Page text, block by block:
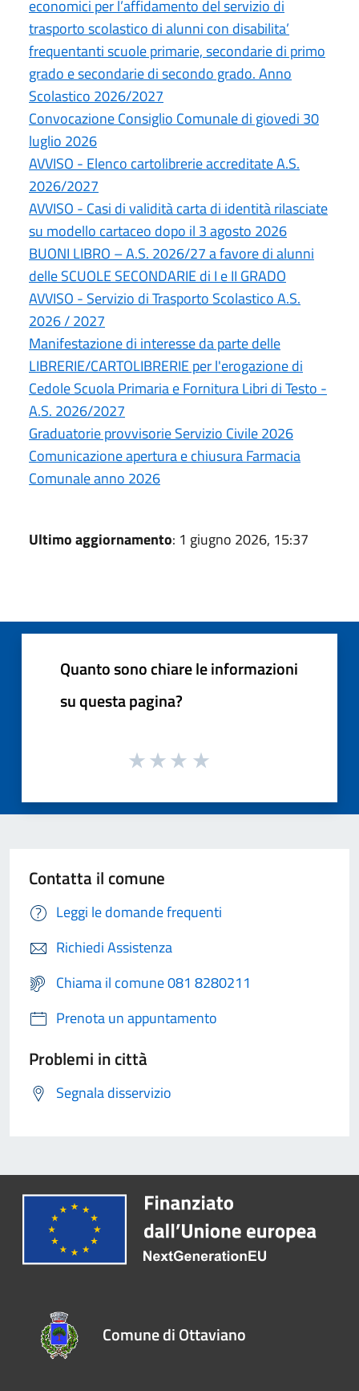
economici per l’affidamento del servizio di
trasporto scolastico di alunni con disabilita’
frequentanti scuole primarie, secondarie di primo
grado e secondarie di secondo grado. Anno
Scolastico 2026/2027
Convocazione Consiglio Comunale di giovedi 30
luglio 2026
AVVISO - Elenco cartolibrerie accreditate A.S.
2026/2027
AVVISO - Casi di validità carta di identità rilasciate
su modello cartaceo dopo il 3 agosto 2026
BUONI LIBRO – A.S. 2026/27 a favore di alunni
delle SCUOLE SECONDARIE di I e II GRADO
AVVISO - Servizio di Trasporto Scolastico A.S.
2026 / 2027
Manifestazione di interesse da parte delle
LIBRERIE/CARTOLIBRERIE per l'erogazione di
Cedole Scuola Primaria e Fornitura Libri di Testo -
A.S. 2026/2027
Graduatorie provvisorie Servizio Civile 2026
Comunicazione apertura e chiusura Farmacia
Comunale anno 2026
Ultimo aggiornamento: 1 giugno 2026, 15:37
Quanto sono chiare le informazioni
su questa pagina?
Contatta il comune
Leggi le domande frequenti
Richiedi Assistenza
Chiama il comune 081 8280211
Prenota un appuntamento
Problemi in città
Segnala disservizio
Comune di Ottaviano